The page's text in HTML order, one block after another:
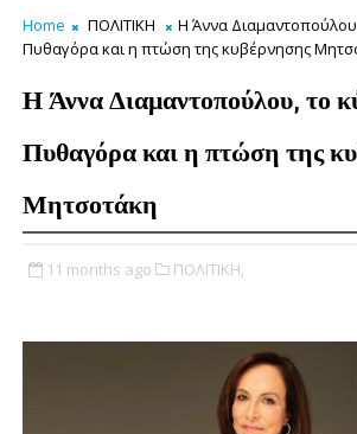
Home ΠΟΛΙΤΙΚΗ
Η Άννα
Πυθαγόρα και η πτώση της κυβέρνησης
Η Άννα Διαμαντοπούλου, το
Πυθαγόρα και η πτώση της
Μητσοτάκη
11 months ago ΠΟΛΙΤΙΚΗ,